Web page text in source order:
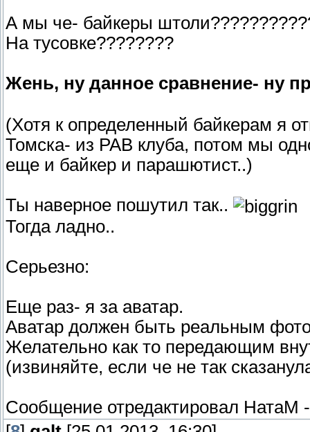
А мы че- байкеры
На тусовке????????
Жень, ну данное сравнение- ну
(Хотя к определенный байкерам я
Томска- из РАВ клуба, потом мы
еще и байкер и парашютист..)
Ты наверное пошутил так..
Тогда ладно..
Серьезно:
Еще раз- я за аватар.
Аватар должен быть реальным
Желательно как то передающим
(извиняйте, если че не так
Сообщение отредактировал НатаМ